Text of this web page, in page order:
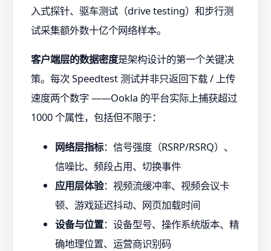
入式探针、驱车测试（drive testing）和步行测
试采集额外数十亿个网络样本。
客户端层的数据密度是架构设计的第一个关键决
策。每次 Speedtest 测试并非只返回下载 / 上传
速度两个数字 ——Ookla 的平台实际上捕获超过
1000 个属性，包括但不限于：
网络层指标：信号强度（RSRP/RSRQ）、
信噪比、频段占用、切换事件
应用层体验：视频流缓冲率、视频会议卡
顿、游戏延迟抖动、网页加载时间
设备与位置：设备型号、操作系统版本、精
确地理位置、运营商识别码